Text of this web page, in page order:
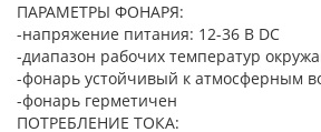
ПАРАМЕТРЫ ФОНАРЯ:
-напряжение питания: 12-36 В DC
-диапазон рабочих температур
-фонарь устойчивый к атмосферным
-фонарь герметичен
ПОТРЕБЛЕНИЕ ТОКА: